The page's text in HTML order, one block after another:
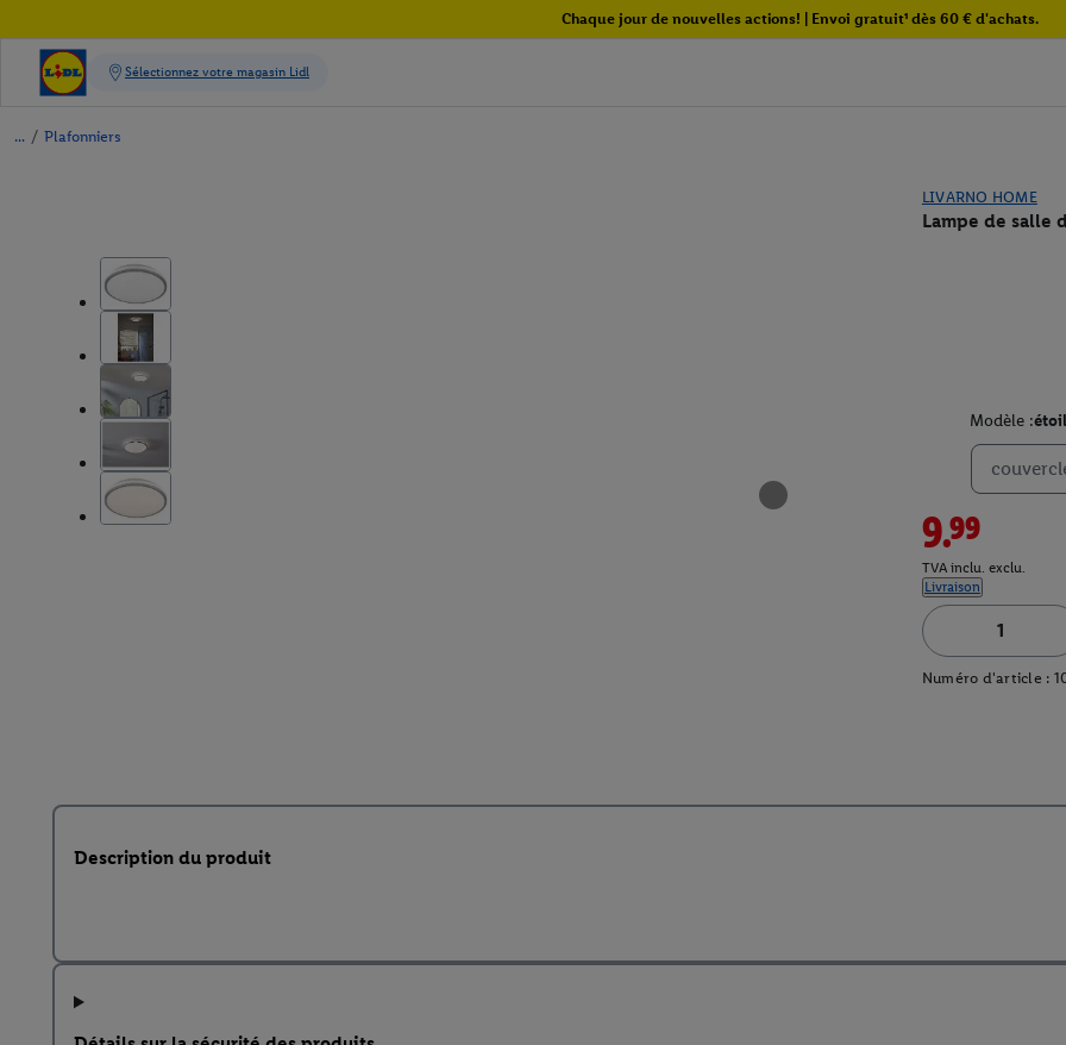
Chaque jour de nouvelles actions! | Envoi gratuit¹ dès 60 € d'achats.
/ Plafonniers
LIVARNO HOME
Lampe de salle
Modèle :
9.99
TVA inclu. exclu.
Livraison
Numéro d'article :
Description du produit